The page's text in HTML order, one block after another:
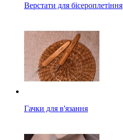
Верстати для бісероплетіння
Гачки для в'язання